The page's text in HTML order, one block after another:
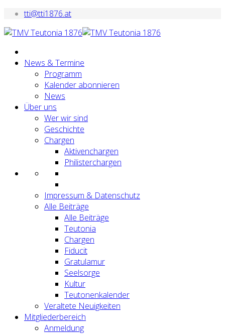
tti@tti1876.at
News & Termine
Programm
Kalender abonnieren
News
Über uns
Wer wir sind
Geschichte
Chargen
Aktivenchargen
Philisterchargen
Impressum & Datenschutz
Alle Beiträge
Alle Beiträge
Teutonia
Chargen
Fiducit
Gratulamur
Seelsorge
Kultur
Teutonenkalender
Veraltete Neuigkeiten
Mitgliederbereich
Anmeldung